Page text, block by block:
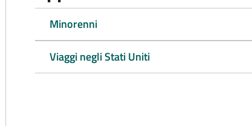
Minorenni
Viaggi negli Stati Uniti